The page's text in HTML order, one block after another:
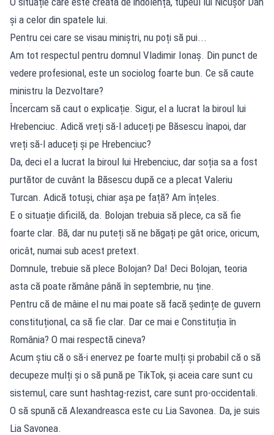
și a celor din spatele lui.
Pentru cei care se visau miniștri, nu poți să pui...
Am tot respectul pentru domnul Vladimir Ionaș. Din punct de
vedere profesional, este un sociolog foarte bun. Ce să caute
ministru la Dezvoltare?
Încercam să caut o explicație. Sigur, el a lucrat la biroul lui
Hrebenciuc. Adică vreți să-l aduceți pe Băsescu înapoi, dar
vreți să-l aduceți și pe Hrebenciuc?
Da, deci el a lucrat la biroul lui Hrebenciuc, dar soția sa a fost
purtător de cuvânt la Băsescu după ce a plecat Valeriu
Turcan. Adică totuși, chiar așa pe față? Am înțeles.
E o situație dificilă, da. Bolojan trebuia să plece, ca să fie
foarte clar. Bă, dar nu puteți să ne băgați pe gât orice, oricum,
oricât, numai sub acest pretext.
Domnule, trebuie să plece Bolojan? Da! Deci Bolojan, teoria
asta că poate rămâne până în septembrie, nu ține.
Pentru că de mâine el nu mai poate să facă ședințe de guvern
constituțional, ca să fie clar. Dar ce mai e Constituția în
România? O mai respectă cineva?
Acum știu că o să-i enervez pe foarte mulți și probabil că o să
decupeze mulți și o să pună pe TikTok, și aceia care sunt cu
sistemul, care sunt hashtag-rezist, care sunt pro-occidentali.
O să spună că Alexandreasca este cu Lia Savonea. Da, je suis
Lia Savonea.